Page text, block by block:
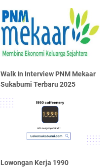
Walk In Interview PNM Mekaar
Sukabumi Terbaru 2025
Lowongan Kerja 1990